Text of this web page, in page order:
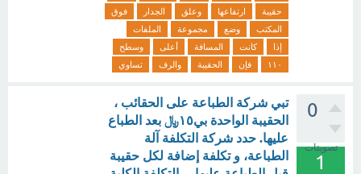
حقيبة
ارتفاعها وعلق الجدار
فوق
المكتب
وضع مجموعة
الملفات
إذا
كانت المسافة أعلى
وسطح
١١٠
فإن الحقيبة والرف تساوي
0
تصويتات
1
‏تبي شركة الطباعة على الحقائب ،
الحقيبة الواحدة بي١٥﷼ بعد الطباع
عليها. حدد شركة التكلفة آلة
الطباعة، و تكلفة إضافة لكل حقيبة